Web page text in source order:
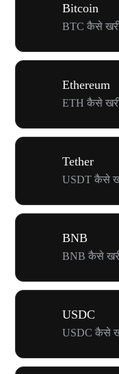
Bitcoin
BTC कैसे
Ethereum
ETH कैसे
Tether
USDT कैसे
BNB
BNB कैसे
USDC
USDC कैसे